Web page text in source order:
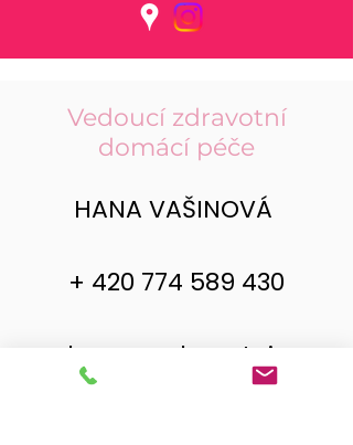
Vedoucí zdravotní
domácí péče
HANA VAŠINOVÁ
+ 420 774 589 430
hana@zdravotni-